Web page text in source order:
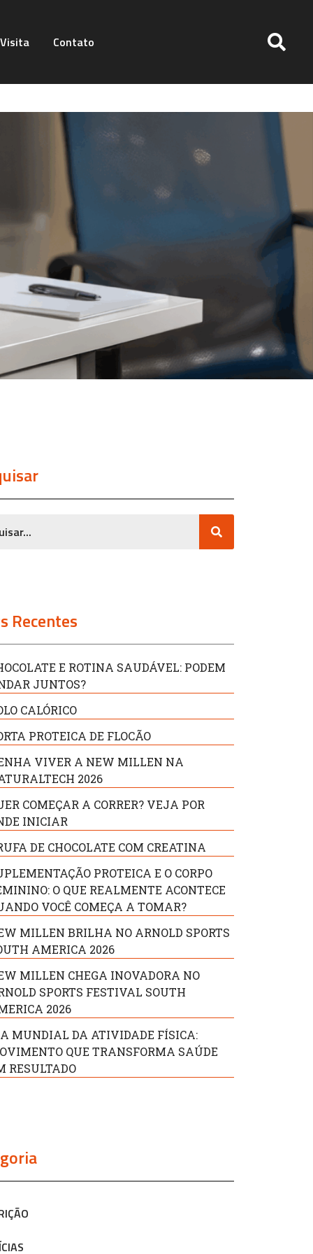
Contato
Recentes
E ROTINA SAUDÁVEL: PODEM
JUNTOS?
CALÓRICO
PROTEICA DE FLOCÃO
VIVER A NEW MILLEN NA
2026
COMEÇAR A CORRER? VEJA POR
INICIAR
DE CHOCOLATE COM CREATINA
PROTEICA E O CORPO
O QUE REALMENTE ACONTECE
VOCÊ COMEÇA A TOMAR?
MILLEN BRILHA NO ARNOLD SPORTS
AMERICA 2026
MILLEN CHEGA INOVADORA NO
SPORTS FESTIVAL SOUTH
2026
MUNDIAL DA ATIVIDADE FÍSICA:
QUE TRANSFORMA SAÚDE
RESULTADO